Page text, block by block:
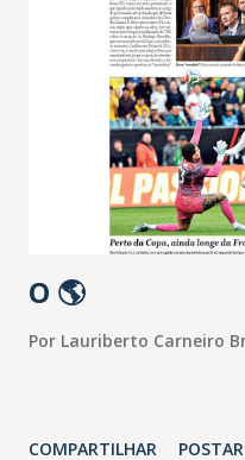
O 🌎
Por Lauriberto Carneiro
COMPARTILHAR